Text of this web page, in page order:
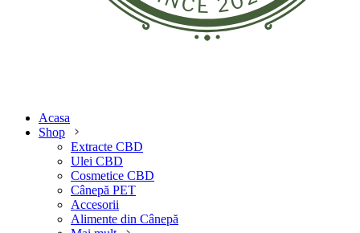
Acasa
Shop
Extracte CBD
Ulei CBD
Cosmetice CBD
Cânepă PET
Accesorii
Alimente din Cânepă